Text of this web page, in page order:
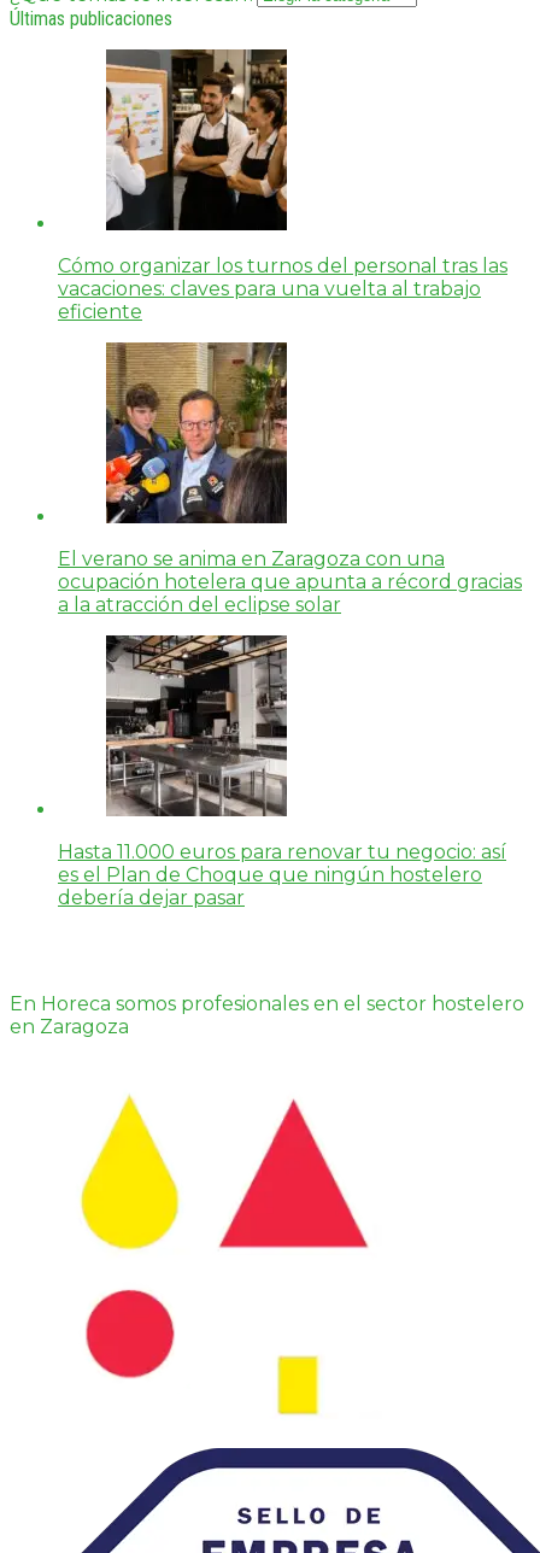
Últimas publicaciones
Cómo organizar los turnos del personal tras las
vacaciones: claves para una vuelta al trabajo
eficiente
El verano se anima en Zaragoza con una
ocupación hotelera que apunta a récord gracias
a la atracción del eclipse solar
Hasta 11.000 euros para renovar tu negocio: así
es el Plan de Choque que ningún hostelero
debería dejar pasar
En Horeca somos profesionales en el sector hostelero
en Zaragoza